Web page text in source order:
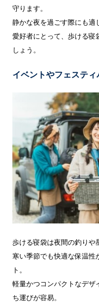
守ります。
静かな夜を過ごす際にも適
愛好者にとって、歩ける寝
しょう。
イベントやフェステ
歩ける寝袋は夜間の釣りや
寒い季節でも快適な保温性
ト。
軽量かつコンパクトなデザ
ち運びが容易。